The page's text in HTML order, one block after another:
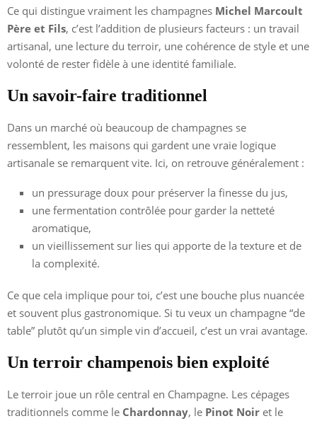
Ce qui distingue vraiment les champagnes Michel Marcoult
Père et Fils, c’est l’addition de plusieurs facteurs : un travail
artisanal, une lecture du terroir, une cohérence de style et une
volonté de rester fidèle à une identité familiale.
Un savoir-faire traditionnel
Dans un marché où beaucoup de champagnes se
ressemblent, les maisons qui gardent une vraie logique
artisanale se remarquent vite. Ici, on retrouve généralement :
un pressurage doux pour préserver la finesse du jus,
une fermentation contrôlée pour garder la netteté
aromatique,
un vieillissement sur lies qui apporte de la texture et de
la complexité.
Ce que cela implique pour toi, c’est une bouche plus nuancée
et souvent plus gastronomique. Si tu veux un champagne “de
table” plutôt qu’un simple vin d’accueil, c’est un vrai avantage.
Un terroir champenois bien exploité
Le terroir joue un rôle central en Champagne. Les cépages
traditionnels comme le Chardonnay, le Pinot Noir et le